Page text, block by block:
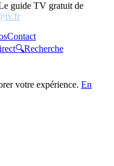
guide TV gratuit de
Contact
🔍Recherche
votre expérience. En